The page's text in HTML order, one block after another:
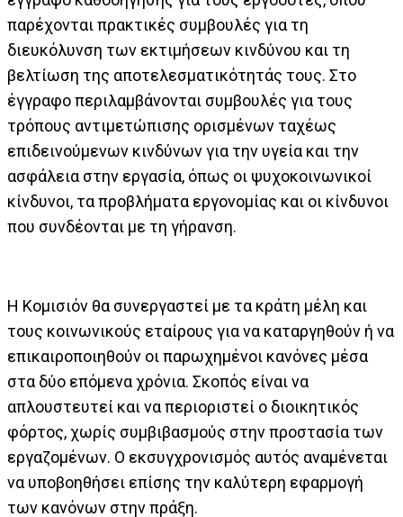
παρέχονται πρακτικές συμβουλές για τη
διευκόλυνση των εκτιμήσεων κινδύνου και τη
βελτίωση της αποτελεσματικότητάς τους. Στο
έγγραφο περιλαμβάνονται συμβουλές για τους
τρόπους αντιμετώπισης ορισμένων ταχέως
επιδεινούμενων κινδύνων για την υγεία και την
ασφάλεια στην εργασία, όπως οι ψυχοκοινωνικοί
κίνδυνοι, τα προβλήματα εργονομίας και οι κίνδυνοι
που συνδέονται με τη γήρανση.
Η Κομισιόν θα συνεργαστεί με τα κράτη μέλη και
τους κοινωνικούς εταίρους για να καταργηθούν ή να
επικαιροποιηθούν οι παρωχημένοι κανόνες μέσα
στα δύο επόμενα χρόνια. Σκοπός είναι να
απλουστευτεί και να περιοριστεί ο διοικητικός
φόρτος, χωρίς συμβιβασμούς στην προστασία των
εργαζομένων. Ο εκσυγχρονισμός αυτός αναμένεται
να υποβοηθήσει επίσης την καλύτερη εφαρμογή
των κανόνων στην πράξη.